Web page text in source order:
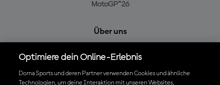
MotoGP™26
Über uns
Cookie-Richtlinien
Geschäftsbedingungen
Optimiere dein Online-Erlebnis
Dorna Sports und deren Partner verwenden Cookies und ähnliche
Technologien, um deine Interaktion mit unseren Websites,